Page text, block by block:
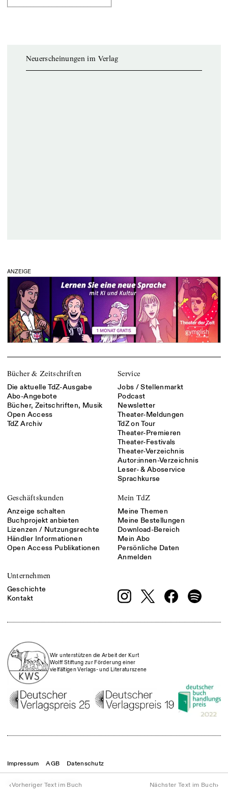
‹Vorheriger Text im Buch Nächster Text im Buch›
Neuerscheinungen im Verlag
ANZEIGE
Bücher & Zeitschriften
Die aktuelle TdZ-Ausgabe
Abo-Angebote
Bücher, Zeitschriften, Musik
Open Access
TdZ Archiv
Service
Jobs / Stellenmarkt
Podcast
Newsletter
Theater-Meldungen
TdZ on Tour
Theater-Premieren
Theater-Festivals
Theater-Verzeichnis
Autor:innen-Verzeichnis
Leser- & Aboservice
Sprachkurse
Geschäftskunden
Anzeige schalten
Buchprojekt anbieten
Lizenzen / Nutzungsrechte
Händler Informationen
Open Access Publikationen
Mein TdZ
Meine Themen
Meine Bestellungen
Download-Bereich
Mein Abo
Persönliche Daten
Anmelden
Unternehmen
Geschichte
Kontakt
Wir unterstützen die Arbeit der Kurt
Wolff Stiftung zur Förderung einer
vielfältigen Verlags- und Literaturszene
© Theater der Zeit2026
Impressum AGB Datenschutz